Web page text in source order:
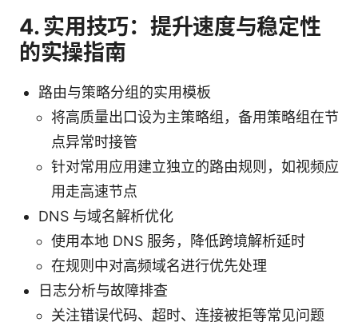
4. 实用技巧：提升速度与稳定性
的实操指南
路由与策略分组的实用模板
将高质量出口设为主策略组，备用策略组在节
点异常时接管
针对常用应用建立独立的路由规则，如视频应
用走高速节点
DNS 与域名解析优化
使用本地 DNS 服务，降低跨境解析延时
在规则中对高频域名进行优先处理
日志分析与故障排查
关注错误代码、超时、连接被拒等常见问题